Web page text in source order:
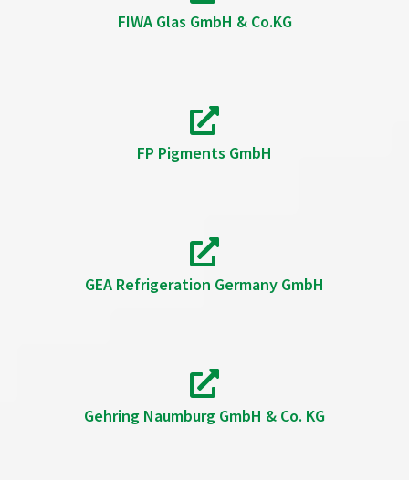
FIWA Glas GmbH & Co.KG
FP Pigments GmbH
GEA Refrigeration Germany GmbH
Gehring Naumburg GmbH & Co. KG